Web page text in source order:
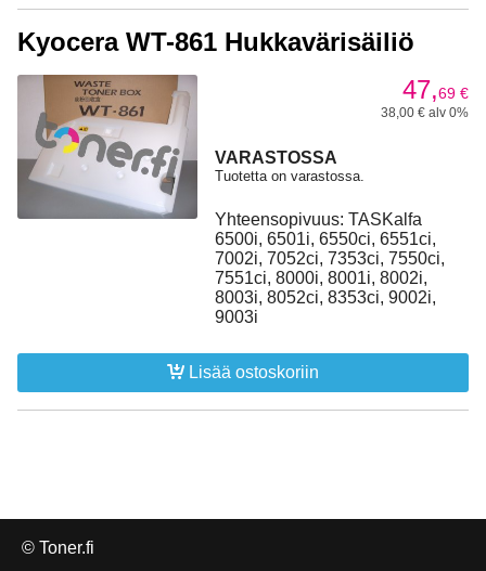
Kyocera WT-861 Hukkavärisäiliö
47,69 €
38,00 € alv 0%
VARASTOSSA
Tuotetta on varastossa.
Yhteensopivuus: TASKalfa
6500i, 6501i, 6550ci, 6551ci,
7002i, 7052ci, 7353ci, 7550ci,
7551ci, 8000i, 8001i, 8002i,
8003i, 8052ci, 8353ci, 9002i,
9003i
Lisää ostoskoriin
© Toner.fi